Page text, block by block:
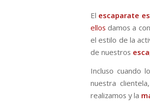
El escaparate
ellos damos a
el estilo de la
de nuestros
Incluso cuando
nuestra
realizamos y la